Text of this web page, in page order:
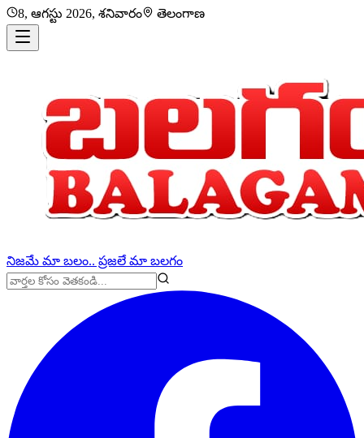
8, ఆగస్టు 2026, శనివారం తెలంగాణ
నిజమే మా బలం.. ప్రజలే మా బలగం